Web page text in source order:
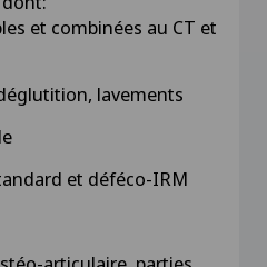
et combinées au CT et
lavements
et déféco-IRM